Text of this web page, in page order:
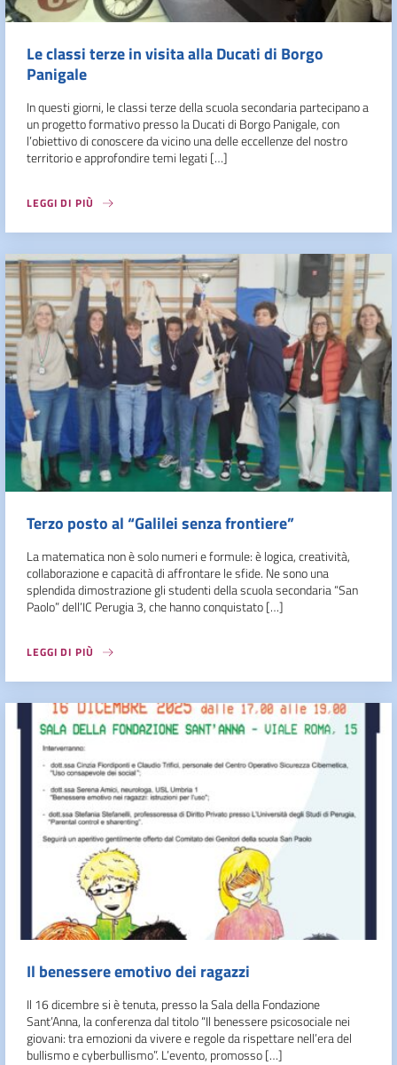
Le classi terze in visita alla Ducati di Borgo
Panigale
In questi giorni, le classi terze della scuola secondaria partecipano a
un progetto formativo presso la Ducati di Borgo Panigale, con
l’obiettivo di conoscere da vicino una delle eccellenze del nostro
territorio e approfondire temi legati […]
LEGGI DI PIÙ
Terzo posto al “Galilei senza frontiere”
La matematica non è solo numeri e formule: è logica, creatività,
collaborazione e capacità di affrontare le sfide. Ne sono una
splendida dimostrazione gli studenti della scuola secondaria “San
Paolo” dell’IC Perugia 3, che hanno conquistato […]
LEGGI DI PIÙ
Il benessere emotivo dei ragazzi
Il 16 dicembre si è tenuta, presso la Sala della Fondazione
Sant’Anna, la conferenza dal titolo “Il benessere psicosociale nei
giovani: tra emozioni da vivere e regole da rispettare nell’era del
bullismo e cyberbullismo”. L’evento, promosso […]